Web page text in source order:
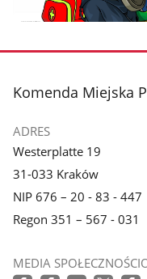
zdjęcie
galerii.
stopka
Komenda Miejska
ADRES
Westerplatte 19
31-033 Kraków
NIP 676 – 20 - 83 - 447
Regon 351 – 567 - 031
MEDIA